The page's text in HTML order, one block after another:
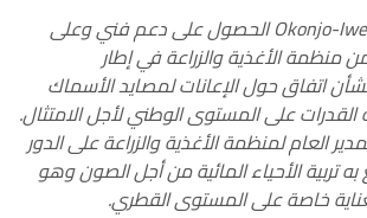
Okonjo-الحصول على دعم فني وعلى
الأغذية والزراعة في إطار
اتفاق حول الإعانات لمصايد الأسماك
القدرات على المستوى الوطني لأجل الامتثال.
العام لمنظمة الأغذية والزراعة على الدور
تربية الأحياء المائية من أجل الصون وهو
خاصة على المستوى القطري.